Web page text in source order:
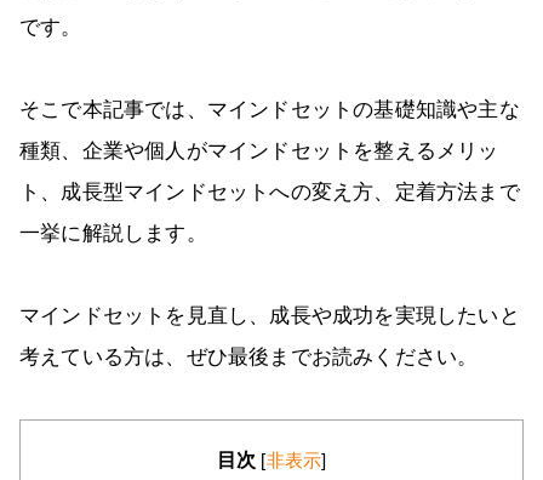
です。
そこで本記事では、マインドセットの基礎知識や主な
種類、企業や個人がマインドセットを整えるメリッ
ト、成長型マインドセットへの変え方、定着方法まで
一挙に解説します。
マインドセットを見直し、成長や成功を実現したいと
考えている方は、ぜひ最後までお読みください。
目次 [非表示]